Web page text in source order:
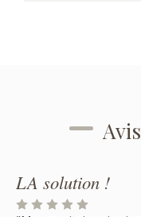
LA solution !